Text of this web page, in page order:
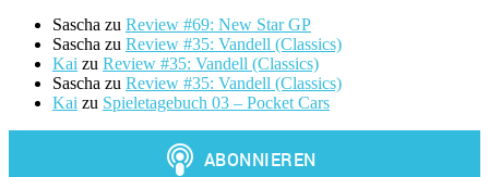
Sascha zu Review #69: New Star GP
Sascha zu Review #35: Vandell (Classics)
Kai zu Review #35: Vandell (Classics)
Sascha zu Review #35: Vandell (Classics)
Kai zu Spieletagebuch 03 – Pocket Cars